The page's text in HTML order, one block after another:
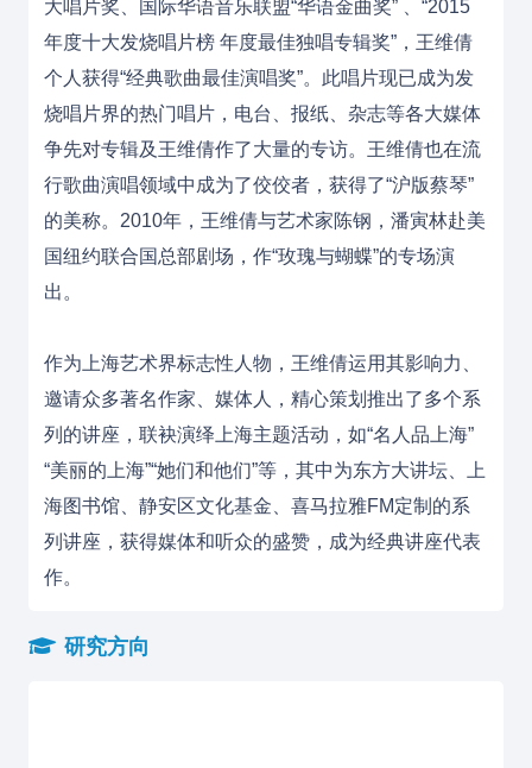
大唱片奖、国际华语音乐联盟“华语金曲奖” 、“2015
年度十大发烧唱片榜 年度最佳独唱专辑奖”，王维倩
个人获得“经典歌曲最佳演唱奖”。此唱片现已成为发
烧唱片界的热门唱片，电台、报纸、杂志等各大媒体
争先对专辑及王维倩作了大量的专访。王维倩也在流
行歌曲演唱领域中成为了佼佼者，获得了“沪版蔡琴”
的美称。 2010年，王维倩与艺术家陈钢， 潘寅林赴美
国纽约联合国总部剧场，作“玫瑰与蝴蝶”的专场演
出。
作为上海艺术界标志性人物，王维倩运用其影响力、
邀请众多著名作家、媒体人，精心策划推出了多个系
列的讲座，联袂演绎上海主题活动，如“名人品上海”
“美丽的上海”“她们和他们”等，其中为东方大讲坛、上
海图书馆、静安区文化基金、喜马拉雅FM定制的系
列讲座，获得媒体和听众的盛赞，成为经典讲座代表
作。
研究方向